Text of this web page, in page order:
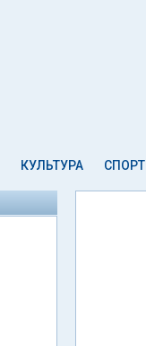
КУЛЬТУРА СПОРТ